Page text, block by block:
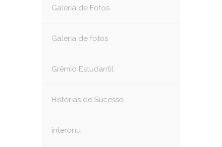
Galeria de Fotos
Galeria de fotos
Grêmio Estudantil
Histórias de Sucesso
interonu